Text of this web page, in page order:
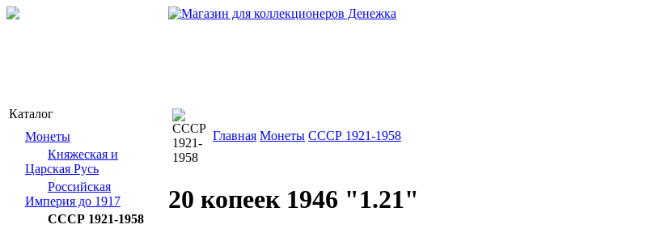
Каталог
Монеты
Княжеская и
Царская Русь
Российская
Империя до 1917
СССР 1921-1958
Главная Монеты СССР 1921-1958
20 копеек 1946 "1.21"